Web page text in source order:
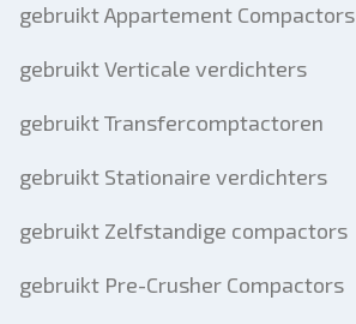
gebruikt Appartement Compactors
gebruikt Verticale verdichters
gebruikt Transfercomptactoren
gebruikt Stationaire verdichters
gebruikt Zelfstandige compactors
gebruikt Pre-Crusher Compactors